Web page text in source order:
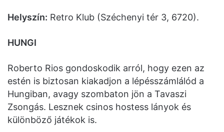
Helyszín: Retro Klub (Széchenyi tér 3, 6720).
HUNGI
Roberto Rios gondoskodik arról, hogy ezen az
estén is biztosan kiakadjon a lépésszámlálód a
Hungiban, avagy szombaton jön a Tavaszi
Zsongás. Lesznek csinos hostess lányok és
különböző játékok is.